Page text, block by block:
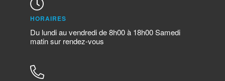
HORAIRES
Du lundi au vendredi de 8h00 à 18h00 Samedi
matin sur rendez-vous